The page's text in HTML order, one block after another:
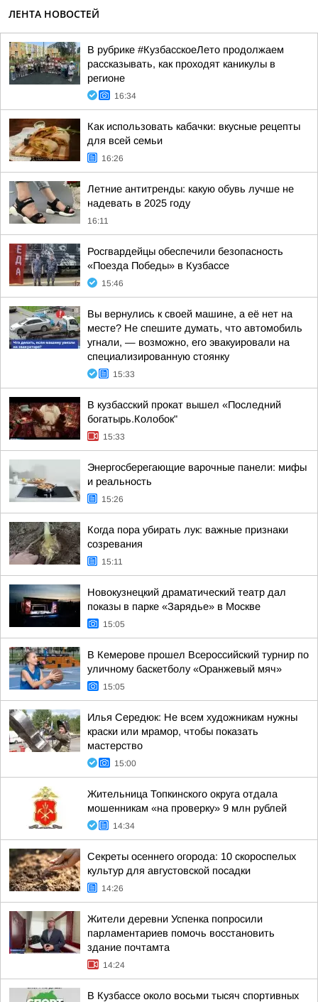
ЛЕНТА НОВОСТЕЙ
В рубрике #КузбасскоеЛето продолжаем
рассказывать, как проходят каникулы в
регионе
16:34
Как использовать кабачки: вкусные рецепты
для всей семьи
16:26
Летние антитренды: какую обувь лучше не
надевать в 2025 году
16:11
Росгвардейцы обеспечили безопасность
«Поезда Победы» в Кузбассе
15:46
Вы вернулись к своей машине, а её нет на
месте? Не спешите думать, что автомобиль
угнали, — возможно, его эвакуировали на
специализированную стоянку
15:33
В кузбасский прокат вышел «Последний
богатырь.Колобок"
15:33
Энергосберегающие варочные панели: мифы
и реальность
15:26
Когда пора убирать лук: важные признаки
созревания
15:11
Новокузнецкий драматический театр дал
показы в парке «Зарядье» в Москве
15:05
В Кемерове прошел Всероссийский турнир по
уличному баскетболу «Оранжевый мяч»
15:05
Илья Середюк: Не всем художникам нужны
краски или мрамор, чтобы показать
мастерство
15:00
Жительница Топкинского округа отдала
мошенникам «на проверку» 9 млн рублей
14:34
Секреты осеннего огорода: 10 скороспелых
культур для августовской посадки
14:26
Жители деревни Успенка попросили
парламентариев помочь восстановить
здание почтамта
14:24
В Кузбассе около восьми тысяч спортивных